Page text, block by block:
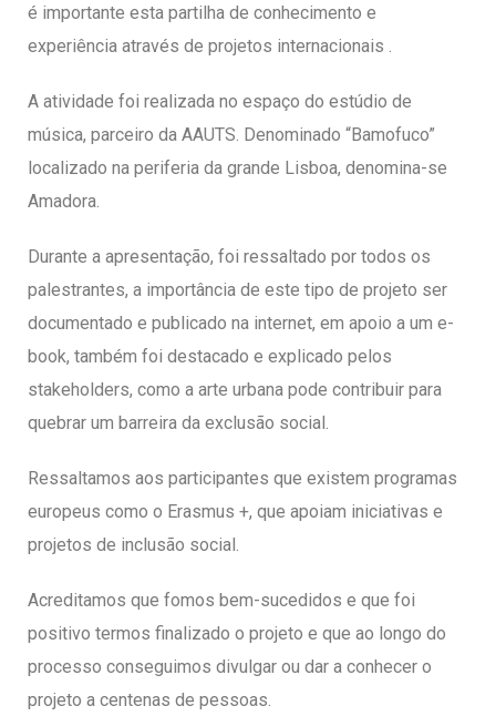
é importante esta partilha de conhecimento e
experiência através de projetos internacionais .
A atividade foi realizada no espaço do estúdio de
música, parceiro da AAUTS. Denominado “Bamofuco”
localizado na periferia da grande Lisboa, denomina-se
Amadora.
Durante a apresentação, foi ressaltado por todos os
palestrantes, a importância de este tipo de projeto ser
documentado e publicado na internet, em apoio a um e-
book, também foi destacado e explicado pelos
stakeholders, como a arte urbana pode contribuir para
quebrar um barreira da exclusão social.
Ressaltamos aos participantes que existem programas
europeus como o Erasmus +, que apoiam iniciativas e
projetos de inclusão social.
Acreditamos que fomos bem-sucedidos e que foi
positivo termos finalizado o projeto e que ao longo do
processo conseguimos divulgar ou dar a conhecer o
projeto a centenas de pessoas.